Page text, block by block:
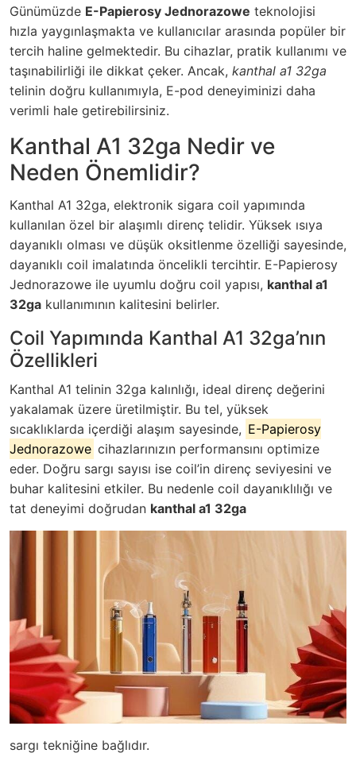
Günümüzde E-Papierosy Jednorazowe teknolojisi
hızla yaygınlaşmakta ve kullanıcılar arasında popüler bir
tercih haline gelmektedir. Bu cihazlar, pratik kullanımı ve
taşınabilirliği ile dikkat çeker. Ancak, kanthal a1 32ga
telinin doğru kullanımıyla, E-pod deneyiminizi daha
verimli hale getirebilirsiniz.
Kanthal A1 32ga Nedir ve
Neden Önemlidir?
Kanthal A1 32ga, elektronik sigara coil yapımında
kullanılan özel bir alaşımlı direnç telidir. Yüksek ısıya
dayanıklı olması ve düşük oksitlenme özelliği sayesinde,
dayanıklı coil imalatında öncelikli tercihtir. E-Papierosy
Jednorazowe ile uyumlu doğru coil yapısı, kanthal a1
32ga kullanımının kalitesini belirler.
Coil Yapımında Kanthal A1 32ga’nın
Özellikleri
Kanthal A1 telinin 32ga kalınlığı, ideal direnç değerini
yakalamak üzere üretilmiştir. Bu tel, yüksek
sıcaklıklarda içerdiği alaşım sayesinde, E-Papierosy
Jednorazowe cihazlarınızın performansını optimize
eder. Doğru sargı sayısı ise coil’in direnç seviyesini ve
buhar kalitesini etkiler. Bu nedenle coil dayanıklılığı ve
tat deneyimi doğrudan kanthal a1 32ga
sargı tekniğine bağlıdır.